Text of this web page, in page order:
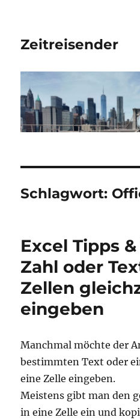
Zeitreisender
Schlagwort:
Excel Tipps
Zahl oder
Zellen
eingeben
Manchmal möchte der
bestimmten Text oder
eine Zelle eingeben.
Meistens gibt man den
in eine Zelle ein und